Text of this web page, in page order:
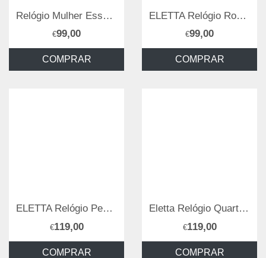
Relógio Mulher Essence Gold
€99,00
COMPRAR
ELETTA Relógio Royale Rose
€99,00
COMPRAR
ELETTA Relógio Pearl Gold
€119,00
COMPRAR
Eletta Relógio Quartz Aço e Dourado
€119,00
COMPRAR